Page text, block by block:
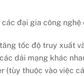
tốc độ truy xuất
dải mạng khác
thuộc vào việc